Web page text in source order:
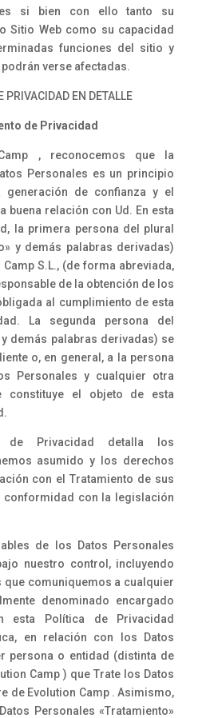
si bien con ello tanto su
Sitio Web como su capacidad
funciones del sitio y
verse afectadas.
PRIVACIDAD EN DETALLE
de Privacidad
, reconocemos que la
Personales es un principio
generación de confianza y el
buena relación con Ud. En esta
la primera persona del plural
y demás palabras derivadas)
S.L., (de forma abreviada,
de la obtención de los
al cumplimiento de esta
La segunda persona del
y demás palabras derivadas) se
o, en general, a la persona
Personales y cualquier otra
constituye el objeto de esta
de Privacidad detalla los
asumido y los derechos
con el Tratamiento de sus
conformidad con la legislación
de los Datos Personales
nuestro control, incluyendo
que comuniquemos a cualquier
denominado encargado
esta Política de Privacidad
en relación con los Datos
persona o entidad (distinta de
Camp ) que Trate los Datos
de Evolution Camp . Asimismo,
Personales «Tratamiento»